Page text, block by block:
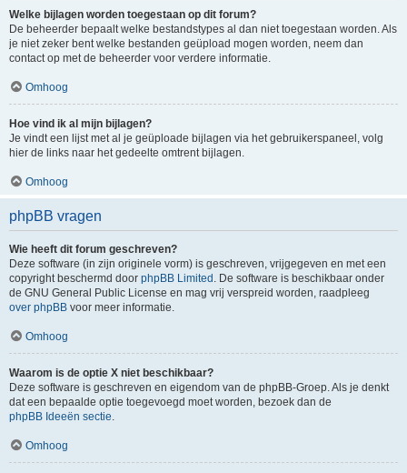
Welke bijlagen worden toegestaan op dit forum?
De beheerder bepaalt welke bestandstypes al dan niet toegestaan worden. Als
je niet zeker bent welke bestanden geüpload mogen worden, neem dan
contact op met de beheerder voor verdere informatie.
Omhoog
Hoe vind ik al mijn bijlagen?
Je vindt een lijst met al je geüploade bijlagen via het gebruikerspaneel, volg
hier de links naar het gedeelte omtrent bijlagen.
Omhoog
phpBB vragen
Wie heeft dit forum geschreven?
Deze software (in zijn originele vorm) is geschreven, vrijgegeven en met een
copyright beschermd door phpBB Limited . De software is beschikbaar onder
de GNU General Public License en mag vrij verspreid worden, raadpleeg
over phpBB voor meer informatie.
Omhoog
Waarom is de optie X niet beschikbaar?
Deze software is geschreven en eigendom van de phpBB-Groep. Als je denkt
dat een bepaalde optie toegevoegd moet worden, bezoek dan de
phpBB Ideeën sectie
Omhoog